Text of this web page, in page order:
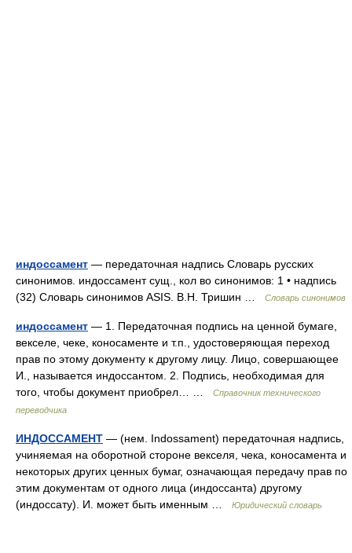
индоссамент — передаточная надпись Словарь русских
синонимов. индоссамент сущ., кол во синонимов: 1 • надпись
(32) Словарь синонимов ASIS. В.Н. Тришин …
Словарь синонимов
индоссамент — 1. Передаточная подпись на ценной бумаге,
векселе, чеке, коносаменте и т.п., удостоверяющая переход
прав по этому документу к другому лицу. Лицо, совершающее
И., называется индоссантом. 2. Подпись, необходимая для
того, чтобы документ приобрел… …
Справочник технического
переводчика
ИНДОССАМЕНТ — (нем. Indossament) передаточная надпись,
учиняемая на оборотной стороне векселя, чека, коносамента и
некоторых других ценных бумаг, означающая передачу прав по
этим документам от одного лица (индоссанта) другому
(индоссату). И. может быть именным …
Юридический словарь